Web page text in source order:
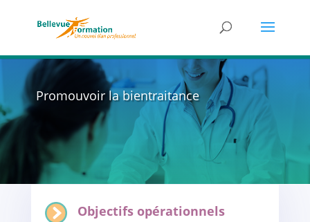
Promouvoir la bientraitance
Objectifs opérationnels